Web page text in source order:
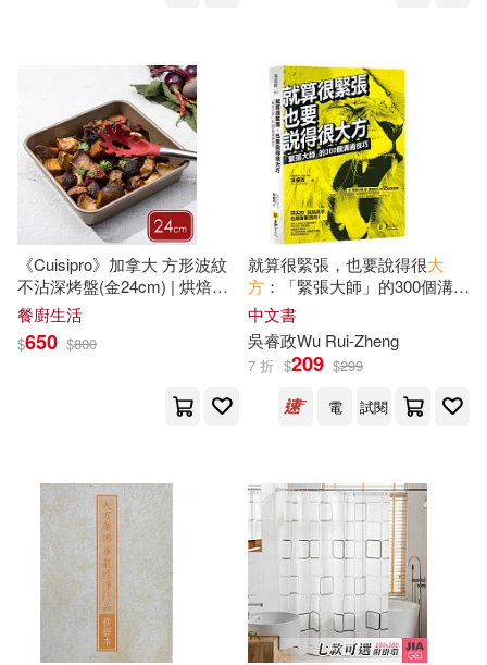
本書編寫組(4)
本社組織編寫(4) 李長綱(4)
楊參軍(4) 王育貞(4)
王裕德(4) 石濤(4)
程爵棠(4) 簡子傑(4)
許曉生(4)
詹姆斯．諾柏瑞(4) 譚自安(4)
賴慶雄(4) 赤城大空(4)
趙錦傑(4)
中國盲文出版社(14)
Ingram(13)
中國法制出版社(13)
中國社會科學出版社(13)
悅文社(13)
臉譜(13)
SECRET MUSIC(12)
上海科學技術文獻出版社(12)
《Cuisipro》加拿大 方形波紋
不沾深烤盤(金24cm) | 烘焙烤
盤 焗烤盤 模具 布朗尼
餐廚生活
$650 $800
就算很緊張，也要說得很大
方 ：「緊張大師」的300個溝通
技巧
中文書
吳睿政Wu Rui-Zheng
7 折 $209 $299
電
試閱